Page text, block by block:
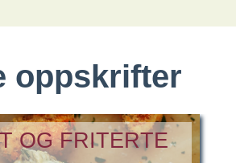
oppskrifter
OG FRITERTE